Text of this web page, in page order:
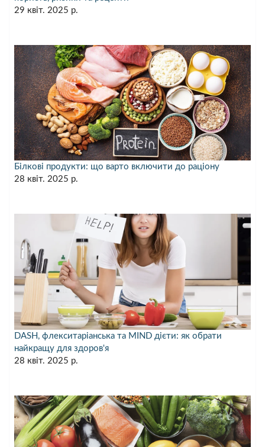
29 квіт. 2025 р.
Білкові продукти: що варто включити до раціону
28 квіт. 2025 р.
DASH, флекситаріанська та MIND дієти: як обрати
найкращу для здоров'я
28 квіт. 2025 р.